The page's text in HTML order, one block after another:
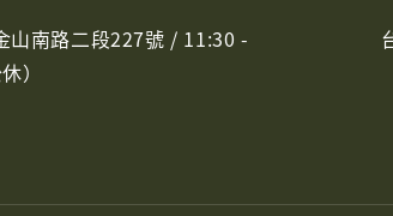
山南路二段227號 / 11:30 -
）